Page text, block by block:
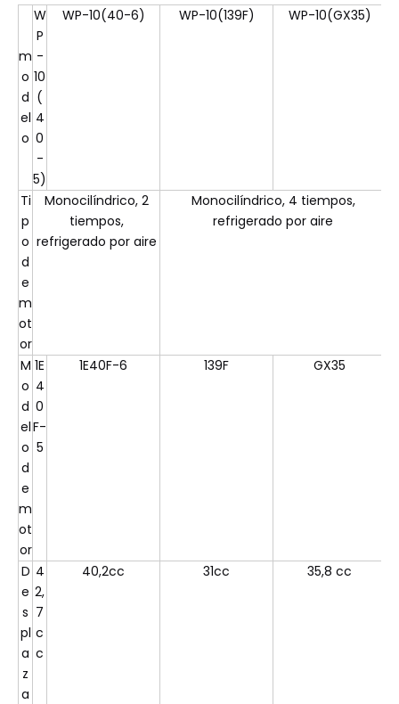
m
o
d
el
o
W
P
-
10
(
4
0
-
5)
WP-10(40-6) WP-10(139F) WP-10(GX35)
Ti
p
o
d
e
m
ot
or
Monocilíndrico, 2
tiempos,
refrigerado por aire
Monocilíndrico, 4 tiempos,
refrigerado por aire
M
o
d
el
o
d
e
m
ot
or
1E
4
0
F-
5
1E40F-6 139F GX35
D
e
s
pl
a
z
a
4
2,
7
c
c
40,2cc 31cc 35,8 cc